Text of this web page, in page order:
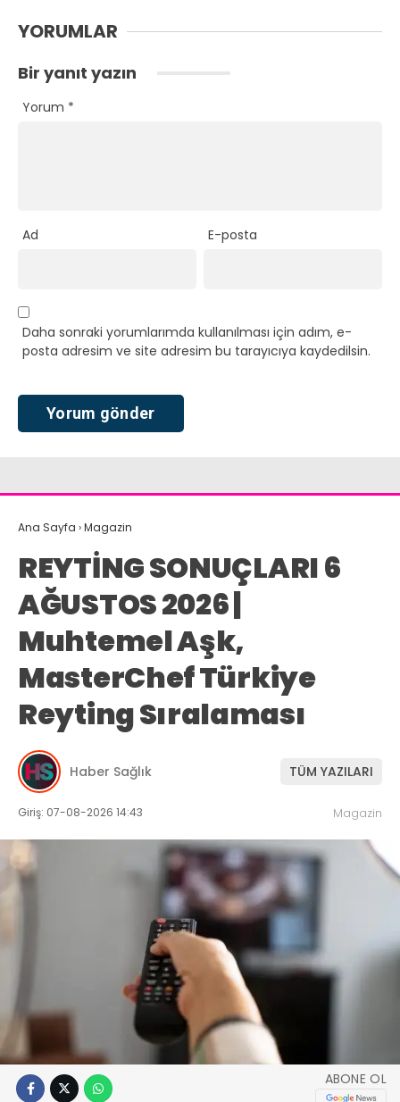
YORUMLAR
Bir yanıt yazın
Yorum *
Ad E-posta
Daha sonraki yorumlarımda kullanılması için adım, e-
posta adresim ve site adresim bu tarayıcıya kaydedilsin.
Ana Sayfa ›Magazin
REYTİNG SONUÇLARI 6
AĞUSTOS 2026 |
Muhtemel Aşk,
MasterChef Türkiye
Reyting Sıralaması
Haber Sağlık TÜM YAZILARI
Giriş: 07-08-2026 14:43 Magazin
ABONE OL